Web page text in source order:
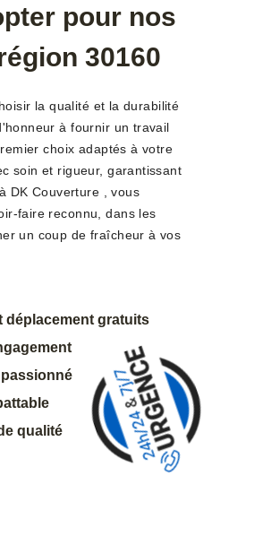
pour nos
30160
la qualité et la durabilité
à fournir un travail
choix adaptés à votre
soin et rigueur, garantissant
DK Couverture , vous
faire reconnu, dans les
un coup de fraîcheur à vos
déplacement gratuits
qualité